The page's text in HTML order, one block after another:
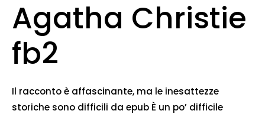
Agatha Christie
fb2
Il racconto è affascinante, ma le inesattezze
storiche sono difficili da epub È un po’ difficile